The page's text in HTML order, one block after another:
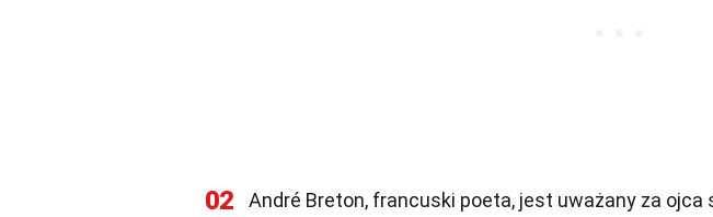
02
André Breton, francuski poeta, jest uważany za ojca